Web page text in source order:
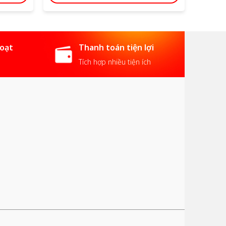
Thanh toán tiện lợi
Tích hợp nhiều tiện ích